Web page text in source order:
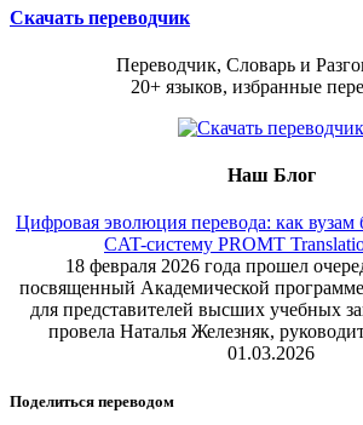
Скачать переводчик
Переводчик, Словарь и
20+ языков, избранные
Наш Блог
Цифровая эволюция перевода: как вузам
CAT-систему PROMT
18 февраля 2026 года прошел
посвященный Академической
для представителей высших учебных
провела Наталья Железняк,
01.03.2026
Поделиться переводом